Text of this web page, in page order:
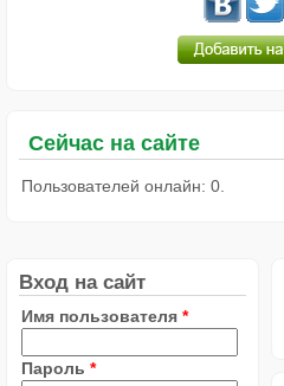
Сейчас на сайте
Пользователей онлайн: 0.
Вход на сайт
Имя пользователя *
Пароль *